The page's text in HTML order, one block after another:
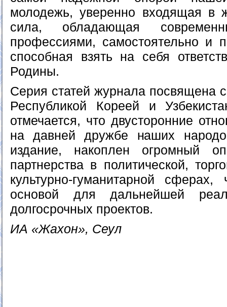
молодежь, уверенно входящая в
сила, обладающая
профессиями, самостоятельно и
способная взять на себя
Родины.
Серия статей журнала посвящена
Республикой Кореей и
отмечается, что двусторонние
на давней дружбе наших
издание, накоплен огромный
партнерства в политической,
культурно-гуманитарной
основой для дальнейшей
долгосрочных проектов.
ИА «Жахон», Сеул